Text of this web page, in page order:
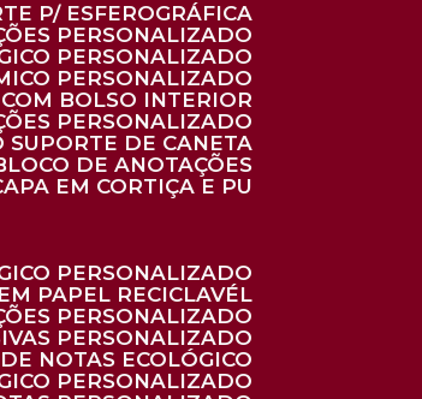
P/ ESFEROGRÁFICA
PERSONALIZADO
PERSONALIZADO
PERSONALIZADO
COM BOLSO INTERIOR
PERSONALIZADO
SUPORTE DE CANETA
BLOCO DE ANOTAÇÕES
EM CORTIÇA E PU
PERSONALIZADO
PAPEL RECICLAVÉL
PERSONALIZADO
PERSONALIZADO
DE NOTAS ECOLÓGICO
PERSONALIZADO